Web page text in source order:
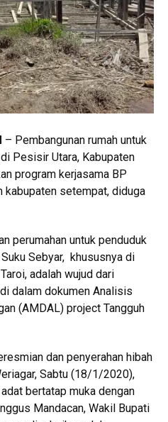
– Pembangunan rumah untuk
Pesisir Utara, Kabupaten
program kerjasama BP
kabupaten setempat, diduga
perumahan untuk penduduk
Sebyar, khususnya di
adalah wujud dari
dalam dokumen Analisis
(AMDAL) project Tangguh
dan penyerahan hibah
Sabtu (18/1/2020),
bertatap muka dengan
Mandacan, Wakil Bupati